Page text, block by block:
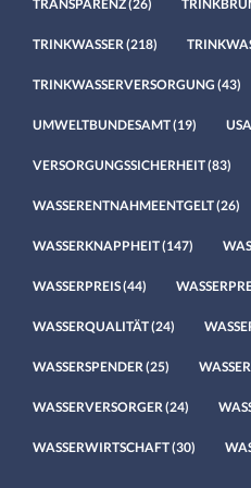
TRANSPARENZ(26)
TRINKWASSER(218)
TRINKWASSERVERSORGUNG (43)
UMWELTBUNDESAMT(19) USA
VERSORGUNGSSICHERHEIT(83)
WASSERENTNAHMEENTGELT(26)
WASSERKNAPPHEIT(147)
WASSERPREIS(44)
WASSERQUALITÄT(24)
WASSERSPENDER(25)
WASSERVERSORGER(24)
WASSERWIRTSCHAFT(30)